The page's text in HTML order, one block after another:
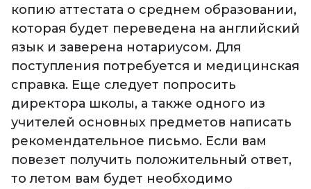
копию аттестата о среднем образовании,
которая будет переведена на английский
язык и заверена нотариусом. Для
поступления потребуется и медицинская
справка. Еще следует попросить
директора школы, а также одного из
учителей основных предметов написать
рекомендательное письмо. Если вам
повезет получить положительный ответ,
то летом вам будет необходимо